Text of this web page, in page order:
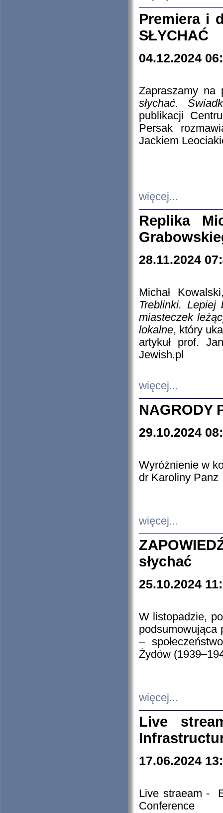
Premiera i
SŁYCHAĆ
04.12.2024
Zapraszamy
słychać.
publikacji
Persak
Jackiem
więcej...
Replika
28.11.2024
Michał
Treblinki. Lepiej
miasteczek
lokalne, który
artykuł prof.
Jewish.pl
więcej...
NAGRODY
29.10.2024
Wyróżnienie w
dr Karoliny Panz
więcej...
słychać
25.10.2024
W listopadzie,
podsumowująca
–
Żydów
więcej...
Live
17.06.2024
Live straeam -
Conference